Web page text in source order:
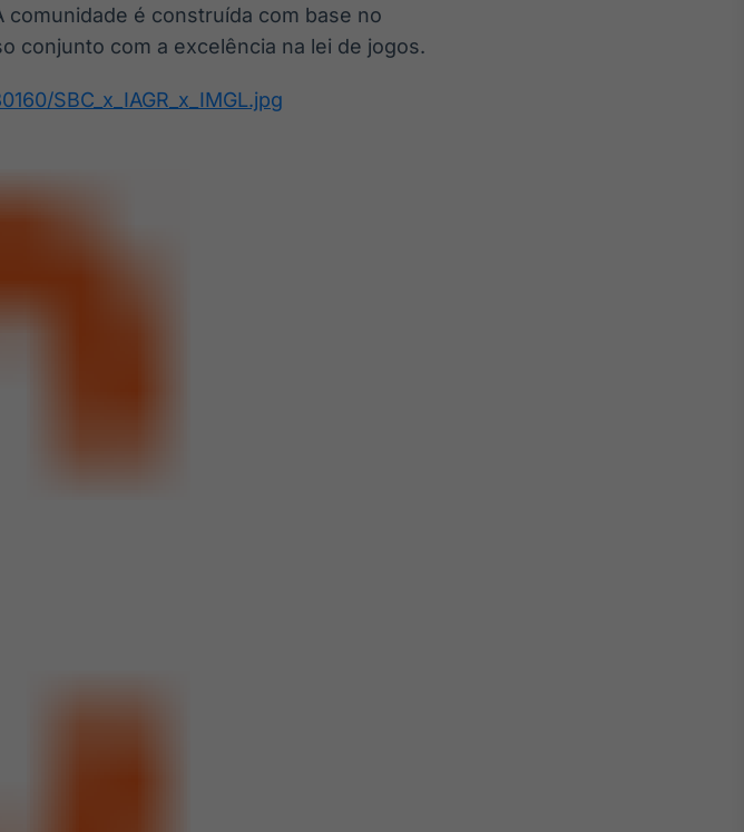
é construída com base no
conjunto com a excelência na lei de jogos.
SBC_x_IAGR_x_IMGL.jpg